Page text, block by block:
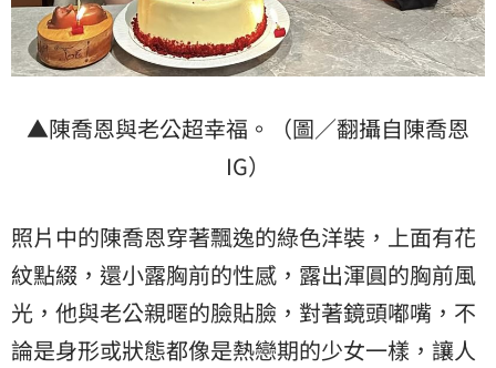
▲陳喬恩與老公超幸福。（圖／翻攝自陳喬恩
IG）
照片中的陳喬恩穿著飄逸的綠色洋裝，上面有花
紋點綴，還小露胸前的性感，露出渾圓的胸前風
光，他與老公親暱的臉貼臉，對著鏡頭嘟嘴，不
論是身形或狀態都像是熱戀期的少女一樣，讓人